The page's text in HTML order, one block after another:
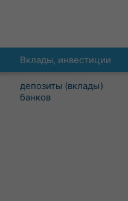
Вклады, инвестиции
депозиты (вклады)
банков